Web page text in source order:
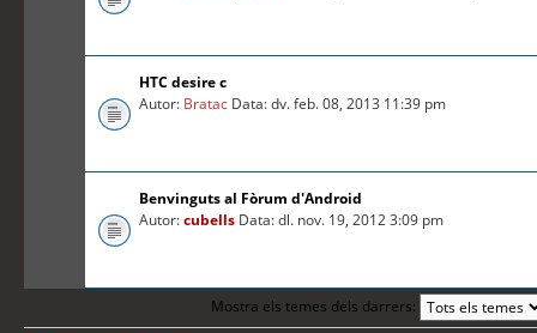
HTC desire c
Autor: Bratac Data: dv. feb. 08, 2013 11:39 pm
Benvinguts al Fòrum d'Android
Autor:cubells Data: dl. nov. 19, 2012 3:09 pm
Mostra els temes dels darrers: